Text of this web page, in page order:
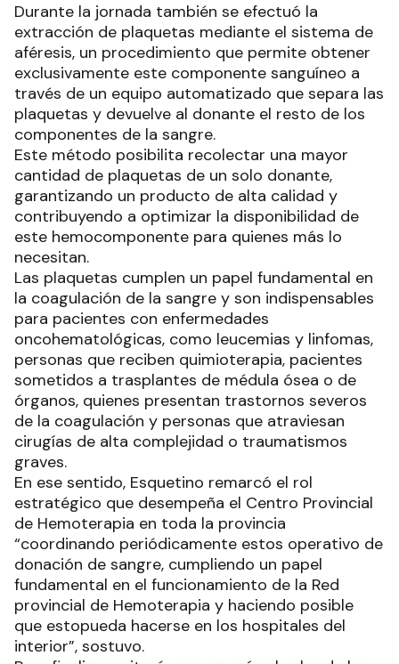
Durante la jornada también se efectuó la
extracción de plaquetas mediante el sistema de
aféresis, un procedimiento que permite obtener
exclusivamente este componente sanguíneo a
través de un equipo automatizado que separa las
plaquetas y devuelve al donante el resto de los
componentes de la sangre.
Este método posibilita recolectar una mayor
cantidad de plaquetas de un solo donante,
garantizando un producto de alta calidad y
contribuyendo a optimizar la disponibilidad de
este hemocomponente para quienes más lo
necesitan.
Las plaquetas cumplen un papel fundamental en
la coagulación de la sangre y son indispensables
para pacientes con enfermedades
oncohematológicas, como leucemias y linfomas,
personas que reciben quimioterapia, pacientes
sometidos a trasplantes de médula ósea o de
órganos, quienes presentan trastornos severos
de la coagulación y personas que atraviesan
cirugías de alta complejidad o traumatismos
graves.
En ese sentido, Esquetino remarcó el rol
estratégico que desempeña el Centro Provincial
de Hemoterapia en toda la provincia
“coordinando periódicamente estos operativo de
donación de sangre, cumpliendo un papel
fundamental en el funcionamiento de la Red
provincial de Hemoterapia y haciendo posible
que estopueda hacerse en los hospitales del
interior”, sostuvo.